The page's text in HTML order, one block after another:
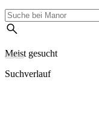
Meist gesucht
Suchverlauf